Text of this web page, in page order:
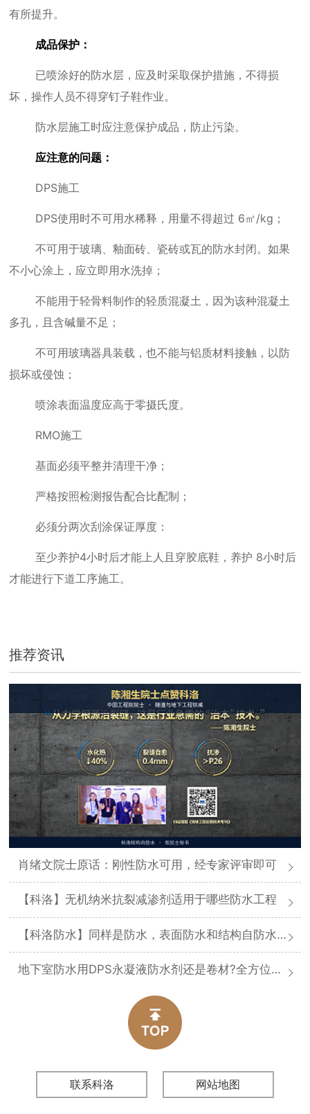
有所提升。
成品保护：
已喷涂好的防水层，应及时采取保护措施，不得损
坏，操作人员不得穿钉子鞋作业。
防水层施工时应注意保护成品，防止污染。
应注意的问题：
DPS施工
DPS使用时不可用水稀释，用量不得超过 6㎡/kg ；
不可用于玻璃、釉面砖、瓷砖或瓦的防水封闭。如果
不小心涂上，应立即用水洗掉；
不能用于轻骨料制作的轻质混凝土，因为该种混凝土
多孔，且含碱量不足；
不可用玻璃器具装载，也不能与铝质材料接触，以防
损坏或侵蚀；
喷涂表面温度应高于零摄氏度。
RMO施工
基面必须平整并清理干净；
严格按照检测报告配合比配制；
必须分两次刮涂保证厚度：
至少养护4小时后才能上人且穿胶底鞋，养护 8小时后
才能进行下道工序施工。
推荐资讯
肖绪文院士原话：刚性防水可用，经专家评审即可
【科洛】无机纳米抗裂减渗剂适用于哪些防水工程
【科洛防水】同样是防水，表面防水和结构自防水差在哪
地下室防水用DPS永凝液防水剂还是卷材?全方位对比分析
联系科洛 网站地图